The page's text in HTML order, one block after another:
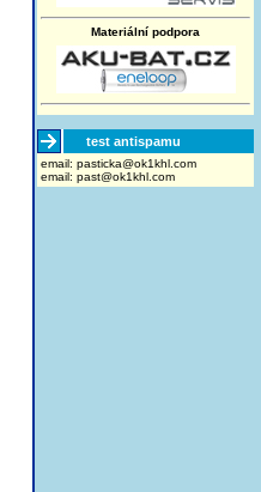
Materiální podpora
test antispamu
email: moc.lhk1ko@akcitsap
email: past@ok1khl.com